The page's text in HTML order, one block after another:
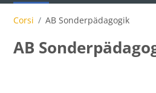
Corsi AB Sonderpädagogik
AB